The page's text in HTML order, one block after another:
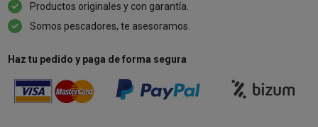
Productos originales y con garantía.
Somos pescadores, te asesoramos.
Haz tu pedido y paga de forma segura